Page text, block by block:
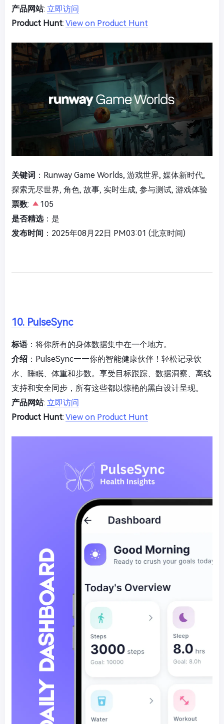
产品网站: 立即访问
Product Hunt: View on Product Hunt
关键词 ：Runway Game Worlds, 游戏世界, 媒体新时代,
探索无尽世界, 角色, 故事, 实时生成, 参与测试, 游戏体验
票数:
105
是否精选：是
发布时间 ：2025年08月22日 PM03:01 (北京时间)
10. PulseSync
标语：将你所有的身体数据集中在一个地方。
介绍 ：PulseSync——你的智能健康伙伴！轻松记录饮
水、睡眠、体重和步数。享受目标跟踪、数据洞察、离线
支持和安全同步，所有这些都以惊艳的黑白设计呈现。
产品网站: 立即访问
Product Hunt: View on Product Hunt